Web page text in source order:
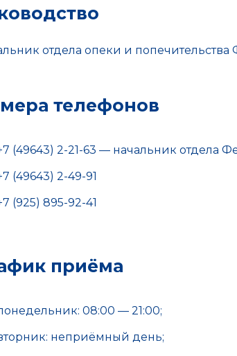
отдела опеки и попечительства
телефонов
(49643) 2-21-63 — начальник отдела
(49643) 2-49-91
(925) 895-92-41
приёма
08:00 — 21:00;
неприёмный день;